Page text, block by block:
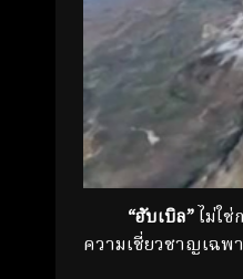
“ฮับเบิล”ไม่ใ
ความเชี่ยวชาญเฉพ